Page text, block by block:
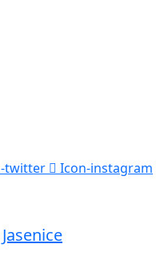
twitter Icon-instagram